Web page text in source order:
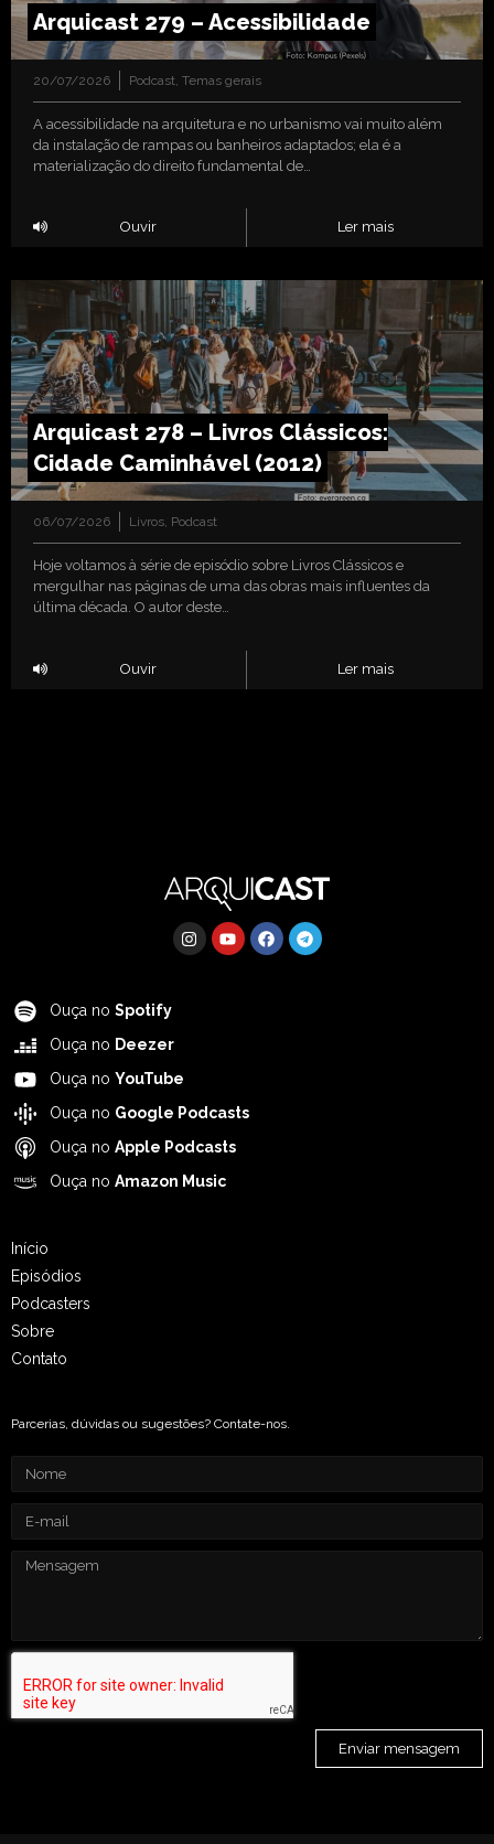
Arquicast 279 – Acessibilidade
20/07/2026 Podcast, Temas gerais
A acessibilidade na arquitetura e no urbanismo vai muito além
da instalação de rampas ou banheiros adaptados; ela é a
materialização do direito fundamental de…
Ouvir Ler mais
Arquicast 278 – Livros Clássicos:
Cidade Caminhável (2012)
06/07/2026 Livros, Podcast
Hoje voltamos à série de episódio sobre Livros Clássicos e
mergulhar nas páginas de uma das obras mais influentes da
última década. O autor deste…
Ouvir Ler mais
Ouça no Spotify
Ouça no Deezer
Ouça no YouTube
Ouça no Google Podcasts
Ouça no Apple Podcasts
Ouça no Amazon Music
Início
Episódios
Podcasters
Sobre
Contato
Parcerias, dúvidas ou sugestões? Contate-nos.
Enviar mensagem